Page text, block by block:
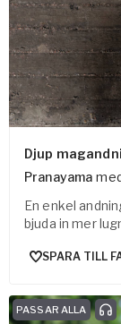
Djup
Pranayama med
En enkel
bjuda in mer
SPARA TILL
PASSAR ALLA